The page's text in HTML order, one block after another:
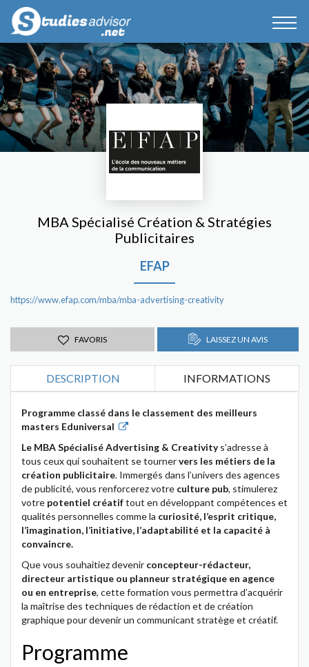
MBA Spécialisé Création & Stratégies
Publicitaires
EFAP
https://www.efap.com/mba/mba-advertising-creativity
FAVORIS LAISSEZ UN AVIS
DESCRIPTION INFORMATIONS
Programme classé dans le classement des meilleurs
masters Eduniversal
Le MBA Spécialisé Advertising & Creativitys’adresse à
tous ceux qui souhaitent se tournervers les métiers de la
création publicitaire. Immergés dans l’univers des agences
de publicité, vous renforcerez votre culture pub, stimulerez
votre potentiel créatiftout en développant compétences et
qualités personnelles comme la curiosité, l’esprit critique,
l’imagination, l’initiative, l’adaptabilité et la capacité à
convaincre.
Que vous souhaitiez devenir concepteur-rédacteur,
directeur artistique ou planneur stratégique en agence
ou en entreprise, cette formation vous permettra d’acquérir
la maîtrise des techniques de rédaction et de création
graphique pour devenir un communicant stratège et créatif.
Programme